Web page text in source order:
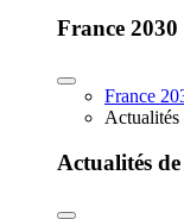
France 2030
France
Actualités
Actualités